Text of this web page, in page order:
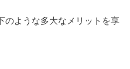
のような多大なメリットを享